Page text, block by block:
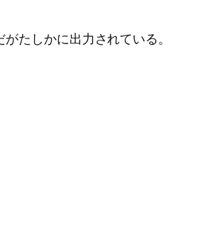
たしかに出力されている。